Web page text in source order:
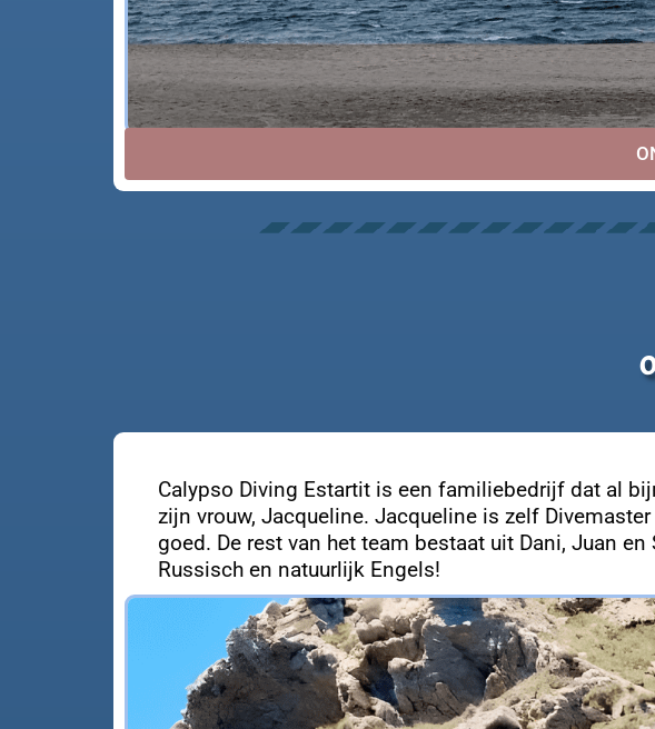
Calypso Diving Estartit is een familiebedrijf dat al
zijn vrouw, Jacqueline. Jacqueline is zelf
goed. De rest van het team bestaat uit Dani, Juan
Russisch en natuurlijk Engels!